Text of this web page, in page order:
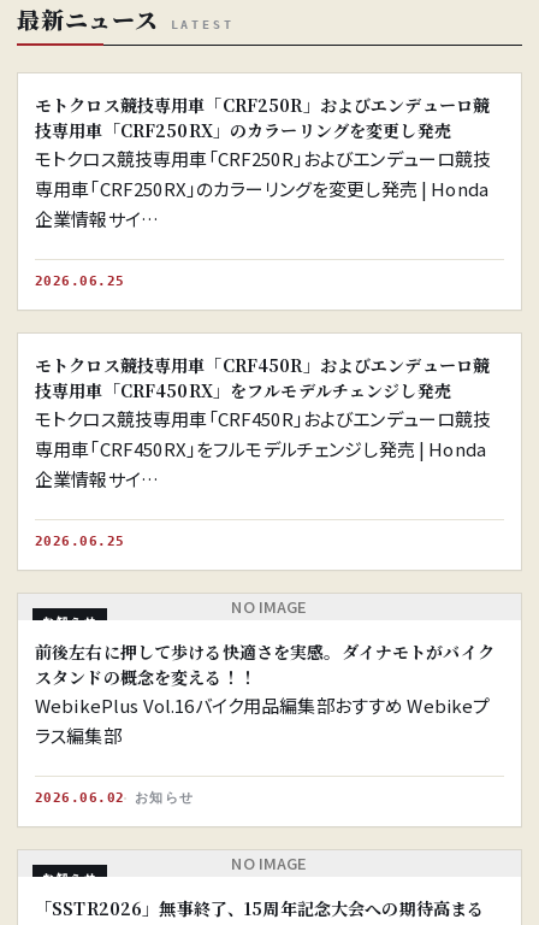
最新ニュース LATEST
モトクロス競技専用車「CRF250R」およびエンデューロ競
技専用車「CRF250RX」のカラーリングを変更し発売
モトクロス競技専用車「CRF250R」およびエンデューロ競技
専用車「CRF250RX」のカラーリングを変更し発売 | Honda
企業情報サイ…
2026.06.25
※画像はイメージです。
モトクロス競技専用車「CRF450R」およびエンデューロ競
技専用車「CRF450RX」をフルモデルチェンジし発売
モトクロス競技専用車「CRF450R」およびエンデューロ競技
専用車「CRF450RX」をフルモデルチェンジし発売 | Honda
企業情報サイ…
2026.06.25
お知らせ
NO IMAGE
前後左右に押して歩ける快適さを実感。ダイナモトがバイク
スタンドの概念を変える！！
WebikePlus Vol.16バイク用品編集部おすすめ Webikeプ
ラス編集部
2026.06.02 お知らせ
お知らせ
NO IMAGE
「SSTR2026」無事終了、15周年記念大会への期待高まる